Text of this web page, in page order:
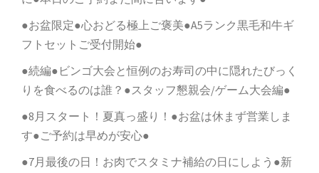
●お盆限定●心おどる極上ご褒美●A5ランク黒毛和牛ギ
フトセットご受付開始●
●続編●ビンゴ大会と恒例のお寿司の中に隠れたびっく
りを食べるのは誰？●スタッフ懇親会/ゲーム大会編●
●8月スタート！夏真っ盛り！●お盆は休まず営業しま
す●ご予約は早めが安心●
●7月最後の日！お肉でスタミナ補給の日にしよう●新